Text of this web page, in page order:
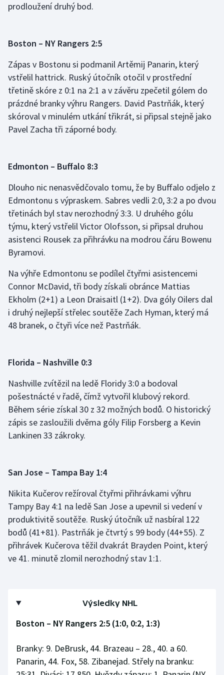
prodloužení druhý bod.
Boston – NY Rangers 2:5
Zápas v Bostonu si podmanil Artěmij Panarin, který
vstřelil hattrick. Ruský útočník otočil v prostřední
třetině skóre z 0:1 na 2:1 a v závěru zpečetil gólem do
prázdné branky výhru Rangers. David Pastrňák, který
skóroval v minulém utkání třikrát, si připsal stejně jako
Pavel Zacha tři záporné body.
Edmonton – Buffalo 8:3
Dlouho nic nenasvědčovalo tomu, že by Buffalo odjelo z
Edmontonu s výpraskem. Sabres vedli 2:0, 3:2 a po dvou
třetinách byl stav nerozhodný 3:3. U druhého gólu
týmu, který vstřelil Victor Olofsson, si připsal druhou
asistenci Rousek za přihrávku na modrou čáru Bowenu
Byramovi.
Na výhře Edmontonu se podílel čtyřmi asistencemi
Connor McDavid, tři body získali obránce Mattias
Ekholm (2+1) a Leon Draisaitl (1+2). Dva góly Oilers dal
i druhý nejlepší střelec soutěže Zach Hyman, který má
48 branek, o čtyři více než Pastrňák.
Florida – Nashville 0:3
Nashville zvítězil na ledě Floridy 3:0 a bodoval
pošestnácté v řadě, čímž vytvořil klubový rekord.
Během série získal 30 z 32 možných bodů. O historický
zápis se zasloužili dvěma góly Filip Forsberg a Kevin
Lankinen 33 zákroky.
San Jose – Tampa Bay 1:4
Nikita Kučerov režíroval čtyřmi přihrávkami výhru
Tampy Bay 4:1 na ledě San Jose a upevnil si vedení v
produktivitě soutěže. Ruský útočník už nasbíral 122
bodů (41+81). Pastrňák je čtvrtý s 99 body (44+55). Z
přihrávek Kučerova těžil dvakrát Brayden Point, který
ve 41. minutě zlomil nerozhodný stav 1:1.
Výsledky NHL
Boston – NY Rangers 2:5 (1:0, 0:2, 1:3)
Branky: 9. DeBrusk, 44. Brazeau – 28., 40. a 60.
Panarin, 44. Fox, 58. Zibanejad. Střely na branku: